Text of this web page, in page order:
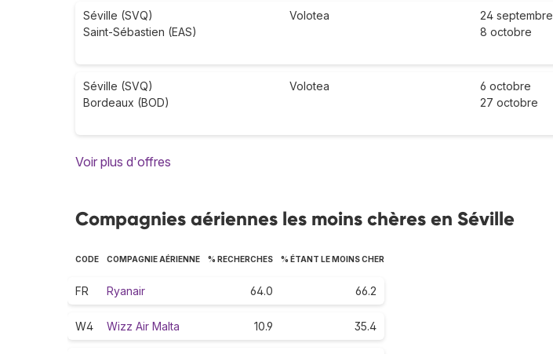
Séville (SVQ)
Saint-Sébastien (EAS)
Volotea
24 septembre
8 octobre
Séville (SVQ)
Bordeaux (BOD)
Volotea
6 octobre
27 octobre
Voir plus d'offres
Compagnies aériennes les moins chères en Séville
CODE COMPAGNIE AÉRIENNE % RECHERCHES % ÉTANT LE MOINS CHER
FR Ryanair 64.0 66.2
W4 Wizz Air Malta 10.9 35.4